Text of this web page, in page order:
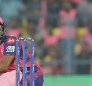
Dhruv
సెల్యూట్